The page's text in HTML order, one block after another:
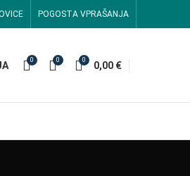
POGOSTA VPRAŠANJA
0 0 0 0,00 €